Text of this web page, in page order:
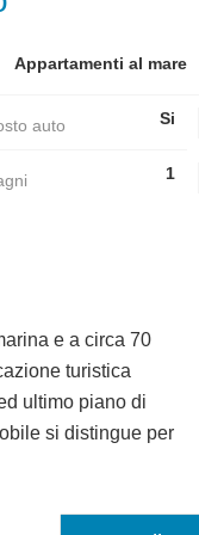
Appartamenti al mare
auto Si
1
e a circa 70
turistica
ultimo piano di
si distingue per